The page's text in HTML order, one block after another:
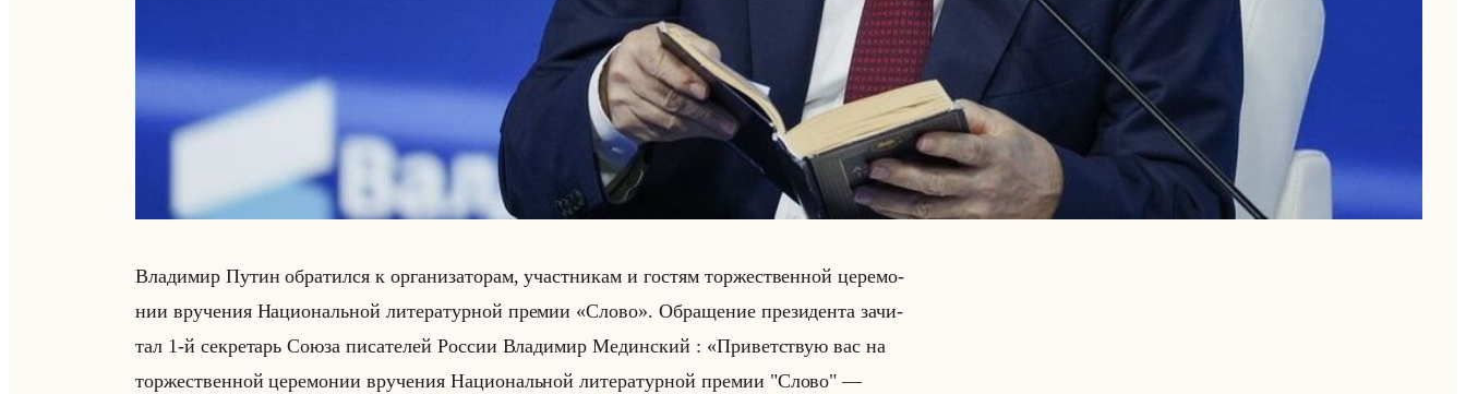
Вла­ди­мир Путин об­ра­тил­ся к ор­га­ни­за­то­рам, участ­ни­кам и го­стям тор­же­ствен­ной це­ре­мо­
нии вру­че­ния На­ци­ональной ли­те­ра­тур­ной пре­мии «Слово». Об­ра­ще­ние пре­зи­ден­та за­чи­
тал 1-й сек­ре­тарь Союза пи­са­те­лей Рос­сии Вла­ди­мир Медин­ский : «Приветствую вас на
торжественной церемонии вручения Национальной литературной премии "Слово" —